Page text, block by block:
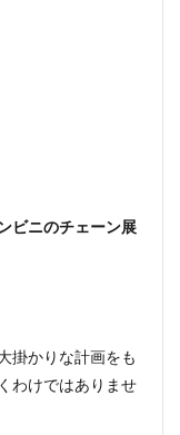
ンビニのチェーン展
掛かりな計画をも
わけではありませ